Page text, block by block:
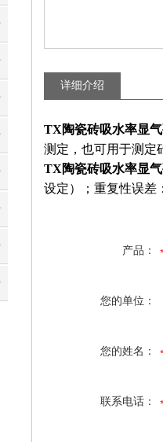
详细介绍
TX陶瓷砖吸水率显
测定，也可用于测定
TX陶瓷砖吸水率显
设定）；重复性误差
产品：
您的单位：
您的姓名：
联系电话：